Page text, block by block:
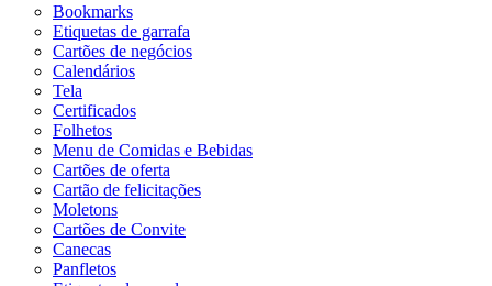
Bookmarks
Etiquetas de garrafa
Cartões de negócios
Calendários
Tela
Certificados
Folhetos
Menu de Comidas e Bebidas
Cartões de oferta
Cartão de felicitações
Moletons
Cartões de Convite
Canecas
Panfletos